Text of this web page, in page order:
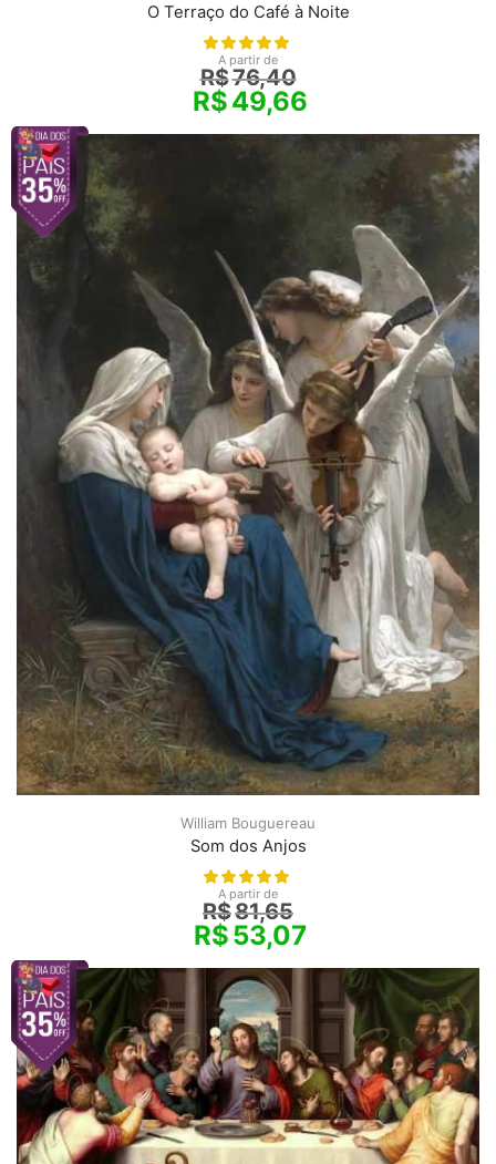
O Terraço do Café à Noite
A partir de
R$76,40
R$49,66
William Bouguereau
Som dos Anjos
A partir de
R$81,65
R$53,07